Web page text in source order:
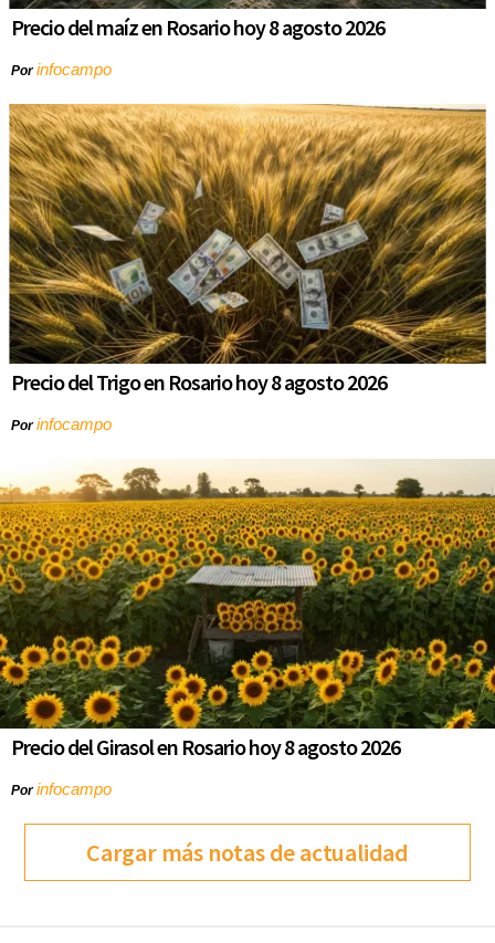
Precio del maíz en Rosario hoy 8 agosto 2026
Porinfocampo
Precio del Trigo en Rosario hoy 8 agosto 2026
Porinfocampo
Precio del Girasol en Rosario hoy 8 agosto 2026
Porinfocampo
Cargar más notas de actualidad